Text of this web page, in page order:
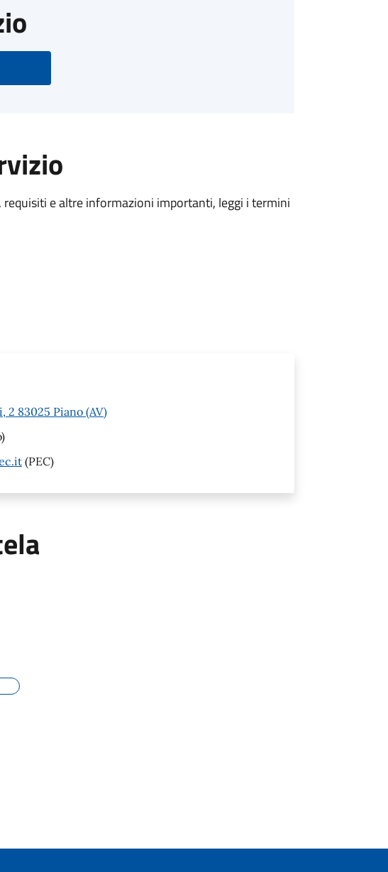
requisiti e altre informazioni importanti, leggi i termini
2 83025 Piano (AV)
(PEC)